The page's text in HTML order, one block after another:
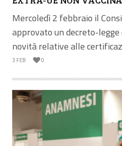
Mercoledì 2 febbraio il
approvato un decreto-legge
novità relative alle
3 FEB 0